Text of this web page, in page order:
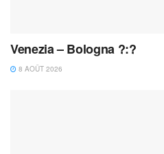
Venezia – Bologna ?:?
8 AOÛT 2026